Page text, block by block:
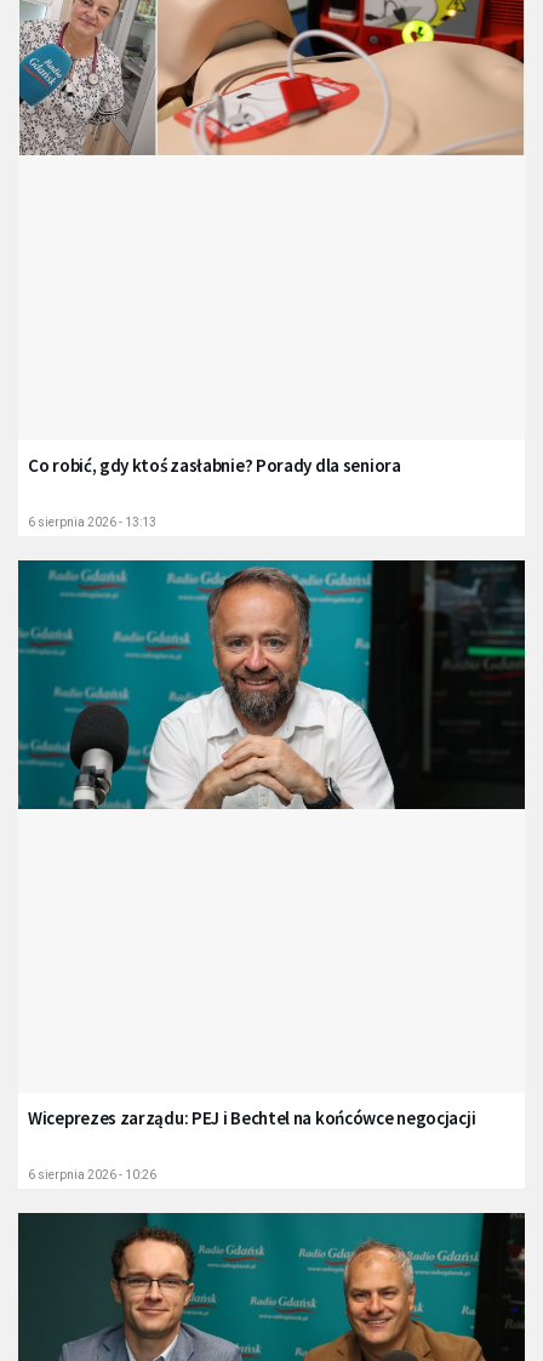
Co robić, gdy ktoś zasłabnie? Porady dla seniora
6 sierpnia 2026 - 13:13
Wiceprezes zarządu: PEJ i Bechtel na końcówce negocjacji
6 sierpnia 2026 - 10:26